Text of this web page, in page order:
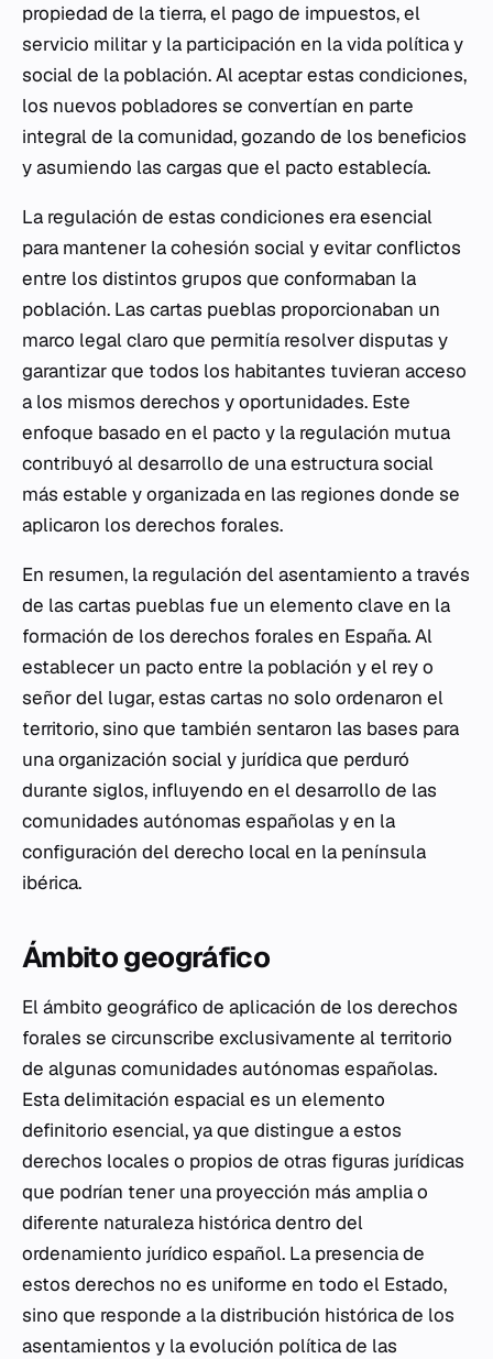
propiedad de la tierra, el pago de impuestos, el
servicio militar y la participación en la vida política y
social de la población. Al aceptar estas condiciones,
los nuevos pobladores se convertían en parte
integral de la comunidad, gozando de los beneficios
y asumiendo las cargas que el pacto establecía.
La regulación de estas condiciones era esencial
para mantener la cohesión social y evitar conflictos
entre los distintos grupos que conformaban la
población. Las cartas pueblas proporcionaban un
marco legal claro que permitía resolver disputas y
garantizar que todos los habitantes tuvieran acceso
a los mismos derechos y oportunidades. Este
enfoque basado en el pacto y la regulación mutua
contribuyó al desarrollo de una estructura social
más estable y organizada en las regiones donde se
aplicaron los derechos forales.
En resumen, la regulación del asentamiento a través
de las cartas pueblas fue un elemento clave en la
formación de los derechos forales en España. Al
establecer un pacto entre la población y el rey o
señor del lugar, estas cartas no solo ordenaron el
territorio, sino que también sentaron las bases para
una organización social y jurídica que perduró
durante siglos, influyendo en el desarrollo de las
comunidades autónomas españolas y en la
configuración del derecho local en la península
ibérica.
Ámbito geográfico
El ámbito geográfico de aplicación de los derechos
forales se circunscribe exclusivamente al territorio
de algunas comunidades autónomas españolas.
Esta delimitación espacial es un elemento
definitorio esencial, ya que distingue a estos
derechos locales o propios de otras figuras jurídicas
que podrían tener una proyección más amplia o
diferente naturaleza histórica dentro del
ordenamiento jurídico español. La presencia de
estos derechos no es uniforme en todo el Estado,
sino que responde a la distribución histórica de los
asentamientos y la evolución política de las